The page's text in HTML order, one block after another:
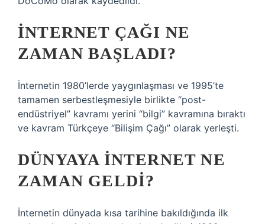
İNTERNET ÇAĞI NE
ZAMAN BAŞLADI?
İnternetin 1980’lerde yaygınlaşması ve 1995’te
tamamen serbestleşmesiyle birlikte “post-
endüstriyel” kavramı yerini “bilgi” kavramına bıraktı
ve kavram Türkçeye “Bilişim Çağı” olarak yerleşti.
DÜNYAYA INTERNET NE
ZAMAN GELDI?
İnternetin dünyada kısa tarihine bakıldığında ilk